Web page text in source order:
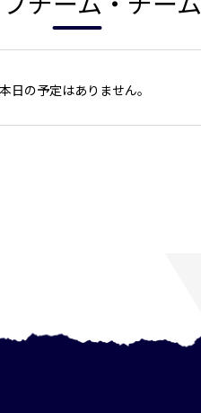
本日の予定はありません。